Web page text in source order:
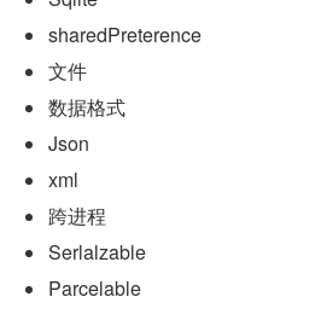
sharedPreterence
文件
数据格式
Json
xml
跨进程
Serlalzable
Parcelable